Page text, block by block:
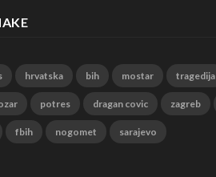
hrvatska bih mostar tragedija
potres dragan covic zagreb
fbih nogomet sarajevo